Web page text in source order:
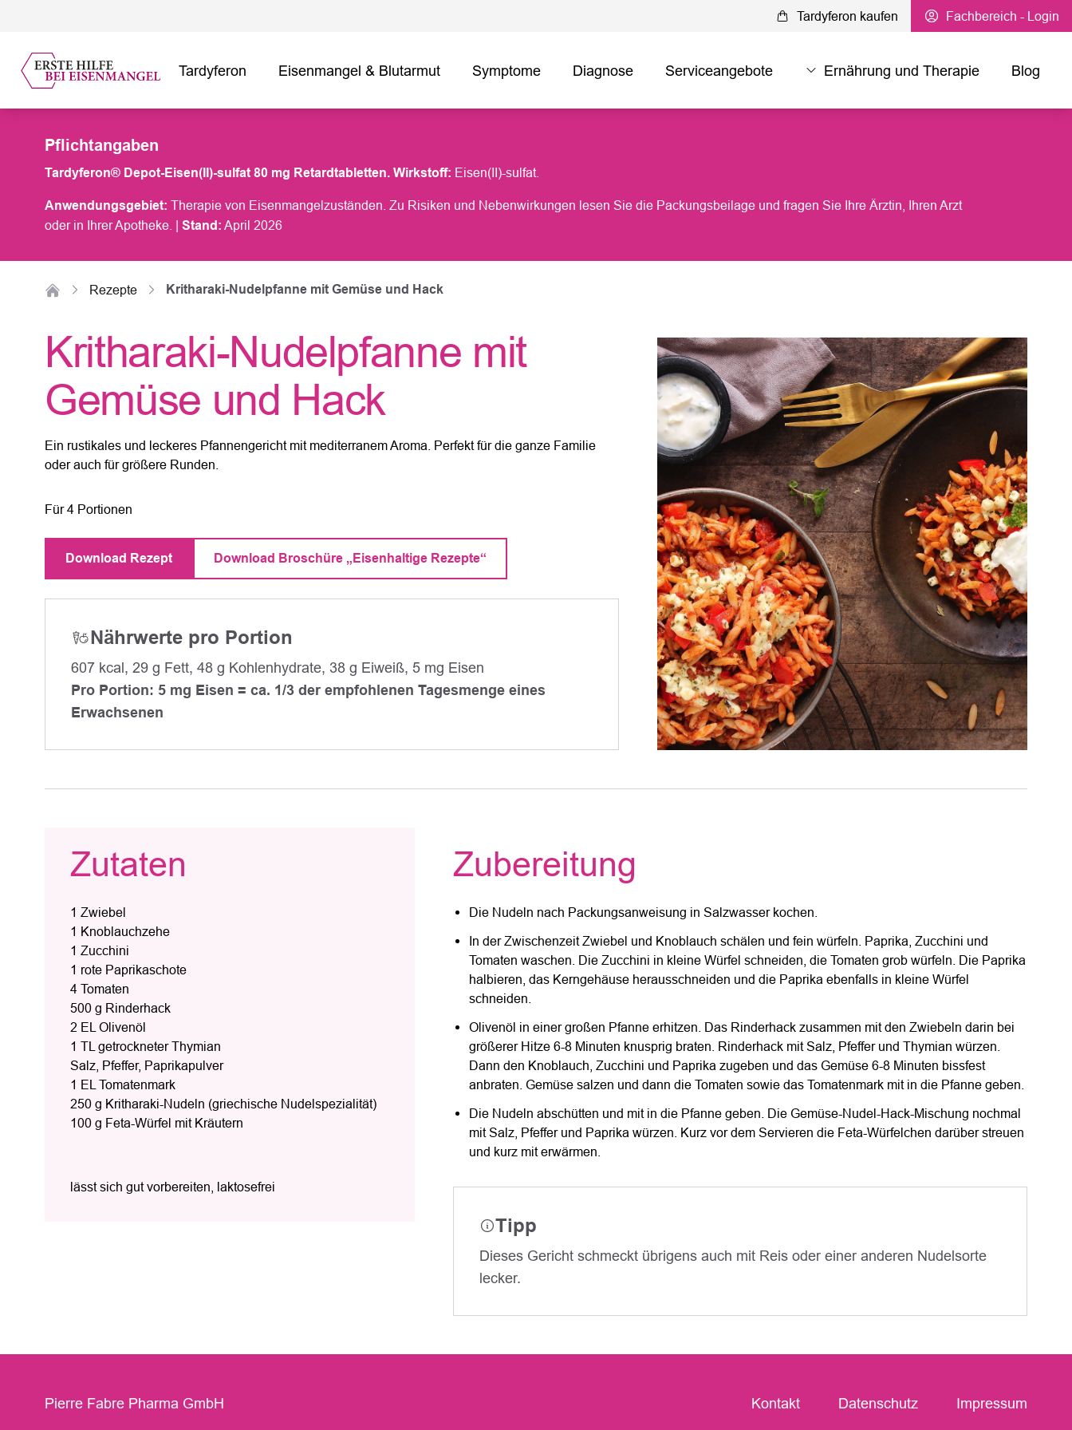
Tardyferon kaufen Fachbereich - Login
Tardyferon Eisenmangel & Blutarmut Symptome Diagnose Serviceangebote Ernährung und Therapie Blog
Pflichtangaben
Tardyferon® Depot-Eisen(II)-sulfat 80 mg Retardtabletten. Wirkstoff: Eisen(II)-sulfat.
Anwendungsgebiet: Therapie von Eisenmangelzuständen. Zu Risiken und Nebenwirkungen lesen Sie die Packungsbeilage und fragen Sie Ihre Ärztin, Ihren Arzt
oder in Ihrer Apotheke. | Stand: April 2026
Zur Startseite
Rezepte Kritharaki-Nudelpfanne mit Gemüse und Hack
Kritharaki-Nudelpfanne mit
Gemüse und Hack
Ein rustikales und leckeres Pfannengericht mit mediterranem Aroma. Perfekt für die ganze Familie
oder auch für größere Runden.
Für 4 Portionen
Download Rezept Download Broschüre „Eisenhaltige Rezepte“
Nährwerte pro Portion
607 kcal, 29 g Fett, 48 g Kohlenhydrate, 38 g Eiweiß, 5 mg Eisen
Pro Portion: 5 mg Eisen = ca. 1/3 der empfohlenen Tagesmenge eines
Erwachsenen
Zutaten
1 Zwiebel
1 Knoblauchzehe
1 Zucchini
1 rote Paprikaschote
4 Tomaten
500 g Rinderhack
2 EL Olivenöl
1 TL getrockneter Thymian
Salz, Pfeffer, Paprikapulver
1 EL Tomatenmark
250 g Kritharaki-Nudeln (griechische Nudelspezialität)
100 g Feta-Würfel mit Kräutern
lässt sich gut vorbereiten, laktosefrei
Zubereitung
Die Nudeln nach Packungsanweisung in Salzwasser kochen.
In der Zwischenzeit Zwiebel und Knoblauch schälen und fein würfeln. Paprika, Zucchini und
Tomaten waschen. Die Zucchini in kleine Würfel schneiden, die Tomaten grob würfeln. Die Paprika
halbieren, das Kerngehäuse herausschneiden und die Paprika ebenfalls in kleine Würfel
schneiden.
Olivenöl in einer großen Pfanne erhitzen. Das Rinderhack zusammen mit den Zwiebeln darin bei
größerer Hitze 6-8 Minuten knusprig braten. Rinderhack mit Salz, Pfeffer und Thymian würzen.
Dann den Knoblauch, Zucchini und Paprika zugeben und das Gemüse 6-8 Minuten bissfest
anbraten. Gemüse salzen und dann die Tomaten sowie das Tomatenmark mit in die Pfanne geben.
Die Nudeln abschütten und mit in die Pfanne geben. Die Gemüse-Nudel-Hack-Mischung nochmal
mit Salz, Pfeffer und Paprika würzen. Kurz vor dem Servieren die Feta-Würfelchen darüber streuen
und kurz mit erwärmen.
Tipp
Dieses Gericht schmeckt übrigens auch mit Reis oder einer anderen Nudelsorte
lecker.
Pierre Fabre Pharma GmbH Kontakt Datenschutz Impressum